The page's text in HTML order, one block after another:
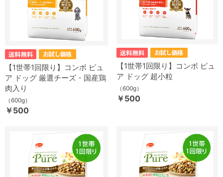
【1世帯1回限り】コンボ ピュ
ア ドッグ 厳選チーズ・国産鶏
肉入り
（600g）
￥500
【1世帯1回限り】コンボ ピュ
ア ドッグ 超小粒
（600g）
￥500